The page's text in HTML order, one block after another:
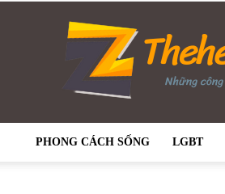
PHONG CÁCH SỐNG LGBT